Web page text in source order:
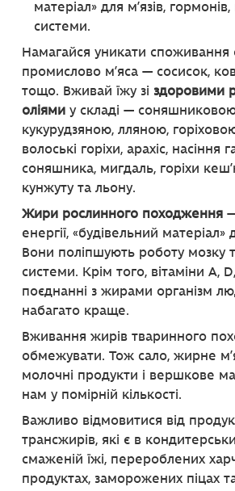
матеріал» для м’язів,
системи.
Намагайся уникати
промислово м’яса — сосисок,
тощо. Вживай їжу зі здоровими
оліями у складі —
кукурудзяною, лляною,
волоські горіхи, арахіс, насіння
соняшника, мигдаль, горіхи
кунжуту та льону.
Жири рослинного походження
енергії, «будівельний матеріал»
Вони поліпшують роботу мозку
системи. Крім того, вітаміни A,
поєднанні з жирами організм
набагато краще.
Вживання жирів тваринного
обмежувати. Тож сало, жирне
молочні продукти і вершкове
нам у помірній кількості.
Важливо відмовитися від
трансжирів, які є в
смаженій їжі, перероблених
продуктах, заморожених піцах